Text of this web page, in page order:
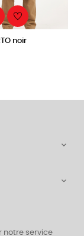
noir


notre service